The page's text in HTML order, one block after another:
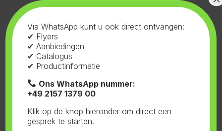
Plagron, Basis Alga Grow,
Voeding
Basis Alga Grow 250 ml
50%
Plagron,Basis Alga Grow,
Voeding
Basis Alga Grow 5 L
Via WhatsApp kunt u ook direct ontvangen:
✔ Flyers
✔ Aanbiedingen
✔ Catalogus
✔ Productinformatie
Ons WhatsApp nummer:
+49 2157 1379 00
Klik op de knop hieronder om direct een
gesprek te starten.